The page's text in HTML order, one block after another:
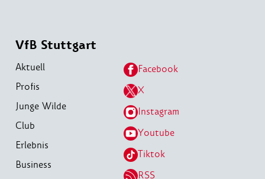
VfB Stuttgart
Aktuell
Profis
Junge Wilde
Club
Erlebnis
Business
Facebook
X
Instagram
Youtube
Tiktok
RSS